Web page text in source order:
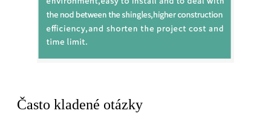
Často kladené otázky